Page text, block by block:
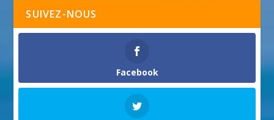
SUIVEZ-NOUS
Facebook